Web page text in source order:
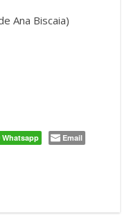
Ana Biscaia)
Whatsapp Email